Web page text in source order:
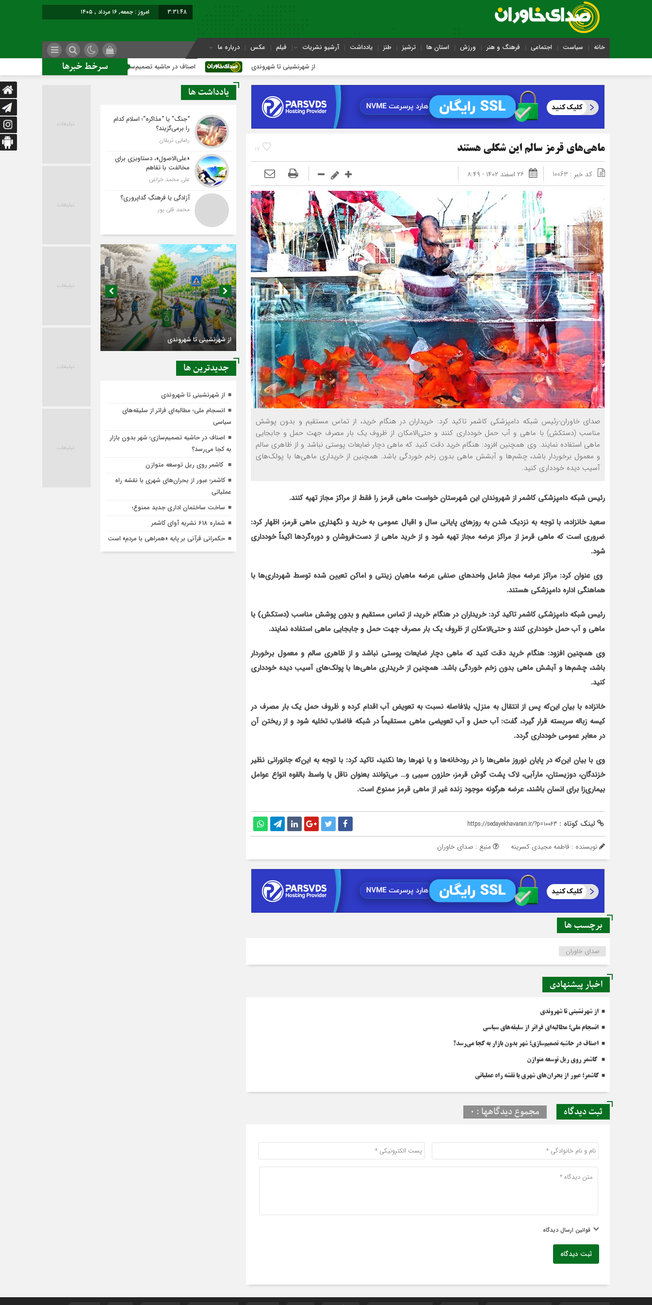
3:31:49 امروز : جمعه, ۱۶ مرداد , ۱۴۰۵
خانه سیاست اجتماعی فرهنگ و هنر ورزش استان ها ترشیز طنز یادداشت آرشیو نشریات فیلم عکس درباره ما
سرخط خبرها از شهرنشینی تا شهروندی اصناف در حاشیه تصمیم‌سازی؛ شهر بدون بازار به کجا می‌رسد؟
17 ماهی‌های قرمز سالم این شکلی هستند
کد خبر : 10063 ۲۶ اسفند ۱۴۰۲ - ۸:۴۹
صدای خاوران-رئیس شبکه دامپزشکی کاشمر تاکید کرد: خریداران در هنگام خرید، از تماس مستقیم و بدون پوشش
مناسب (دستکش) با ماهی و آب حمل خودداری کنند و حتی‌الامکان از ظروف یک بار مصرف جهت حمل و جابجایی
ماهی استفاده نمایند. وی همچنین افزود: هنگام خرید دقت کنید که ماهی دچار ضایعات پوستی نباشد و از ظاهری سالم
و معمول برخوردار باشد، چشم‌ها و آبشش ماهی بدون زخم خوردگی باشد. همچنین از خریداری ماهی‌ها با پولک‌های
آسیب دیده خودداری کنید.
رئیس شبکه دامپزشکی کاشمر از شهروندان این شهرستان خواست ماهی قرمز را فقط از مراکز مجاز تهیه کنند.
سعید خانزاده، با توجه به نزدیک شدن به روزهای پایانی سال و اقبال عمومی به خرید و نگهداری ماهی قرمز، اظهار کرد:
ضروری است که ماهی قرمز از مراکز عرضه مجاز تهیه شود و از خرید ماهی از دست‌فروشان و دوره‌گردها اکیداً خودداری
شود.
وی عنوان کرد: مراکز عرضه مجاز شامل واحدهای صنفی عرضه ماهیان زینتی و اماکن تعیین شده توسط شهرداری‌ها با
هماهنگی اداره دامپزشکی هستند.
رئیس شبکه دامپزشکی کاشمر تاکید کرد: خریداران در هنگام خرید، از تماس مستقیم و بدون پوشش مناسب (دستکش) با
ماهی و آب حمل خودداری کنند و حتی‌الامکان از ظروف یک بار مصرف جهت حمل و جابجایی ماهی استفاده نمایند.
وی همچنین افزود: هنگام خرید دقت کنید که ماهی دچار ضایعات پوستی نباشد و از ظاهری سالم و معمول برخوردار
باشد، چشم‌ها و آبشش ماهی بدون زخم خوردگی باشد. همچنین از خریداری ماهی‌ها با پولک‌های آسیب دیده خودداری
کنید.
خانزاده با بیان این‌که پس از انتقال به منزل، بلافاصله نسبت به تعویض آب اقدام کرده و ظروف حمل یک بار مصرف در
کیسه زباله سربسته قرار گیرد، گفت: آب حمل و آب تعویضی ماهی مستقیماً در شبکه فاضلاب تخلیه شود و از ریختن آن
در معابر عمومی خودداری گردد.
وی با بیان این‌که در پایان نوروز ماهی‌ها را در رودخانه‌ها و یا نهرها رها نکنید، تاکید کرد: با توجه به این‌که جانورانی نظیر
خزندگان، دوزیستان، مارآبی، لاک پشت گوش قرمز، حلزون سیبی و… می‌توانند بعنوان ناقل یا واسط بالقوه انواع عوامل
بیماری‌زا برای انسان باشند، عرضه هرگونه موجود زنده غیر از ماهی قرمز ممنوع است.
لینک کوتاه : https://sedayekhavaran.ir/?p=10063
نویسنده : فاطمه مجیدی کسرینه منبع : صدای خاوران
برچسب ها
صدای خاوران
اخبار پیشنهادی
از شهرنشینی تا شهروندی
انسجام ملی؛ مطالبه‌ای فراتر از سلیقه‌های سیاسی
اصناف در حاشیه تصمیم‌سازی؛ شهر بدون بازار به کجا می‌رسد؟
کاشمر روی ریل توسعه متوازن
کاشمر؛ عبور از بحران‌های شهری با نقشه راه عملیاتی
ثبت دیدگاه مجموع دیدگاهها : 0
قوانین ارسال دیدگاه
ثبت دیدگاه
یادداشت ها
“جنگ” یا “مذاکره”؛ اسلام کدام
را برمی‌گزیند؟
رضایی تربقان
«علی‌الاصول»، دستاویزی برای
مخالفت با تفاهم
علی محمد خزاعی
آزادگی یا فرهنگِ گداپروری؟
محمد قلی پور
از شهرنشینی تا شهروندی
اصناف در حاشیه تصمیم‌سازی؛ شهر بدون بازار به
کجا می‌رسد؟
جديدترين ها
از شهرنشینی تا شهروندی
انسجام ملی؛ مطالبه‌ای فراتر از سلیقه‌های
سیاسی
اصناف در حاشیه تصمیم‌سازی؛ شهر بدون بازار
به کجا می‌رسد؟
کاشمر روی ریل توسعه متوازن
کاشمر؛ عبور از بحران‌های شهری با نقشه راه
عملیاتی
ساخت ساختمان اداری جدید ممنوع؛
شماره 618 نشریه آوای کاشمر
حکمرانی قرآنی بر پایه «همراهی با مردم» است